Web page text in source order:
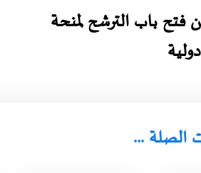
فتح باب الترشح لمنحة
الصلة ...